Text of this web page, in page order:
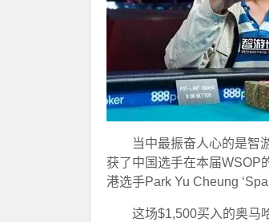
当中最振奋人心的是智
获了中国选手在本届WSOP
港选手Park Yu Cheung
这场$1,500买入的奥马